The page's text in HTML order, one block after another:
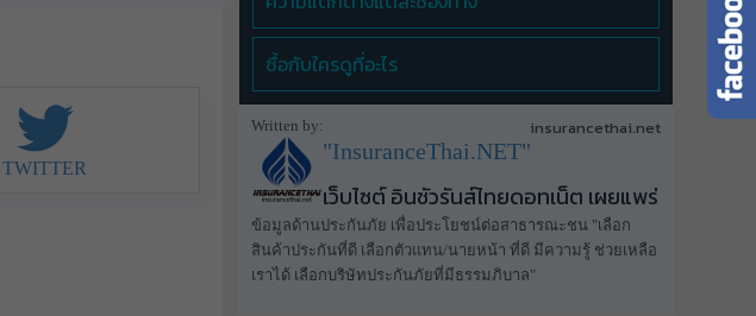
TWITTER
ซื้อกับใครดูที่อะไร
Written by: insurancethai.net
"InsuranceThai.NET"
เว็บไซต์ อินชัวรันส์ไทยดอทเน็ต เผยแพร่
ข้อมูลด้านประกันภัย เพื่อประโยชน์ต่อสาธารณะชน "เลือก
สินค้าประกันที่ดี เลือกตัวแทน/นายหน้า ที่ดี มีความรู้ ช่วยเหลือ
เราได้ เลือกบริษัทประกันภัยที่มีธรรมภิบาล"